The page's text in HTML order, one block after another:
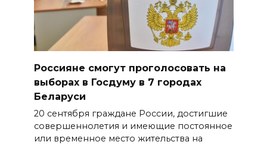
Россияне смогут проголосовать на
выборах в Госдуму в 7 городах
Беларуси
20 сентября граждане России, достигшие
совершеннолетия и имеющие постоянное
или временное место жительства на